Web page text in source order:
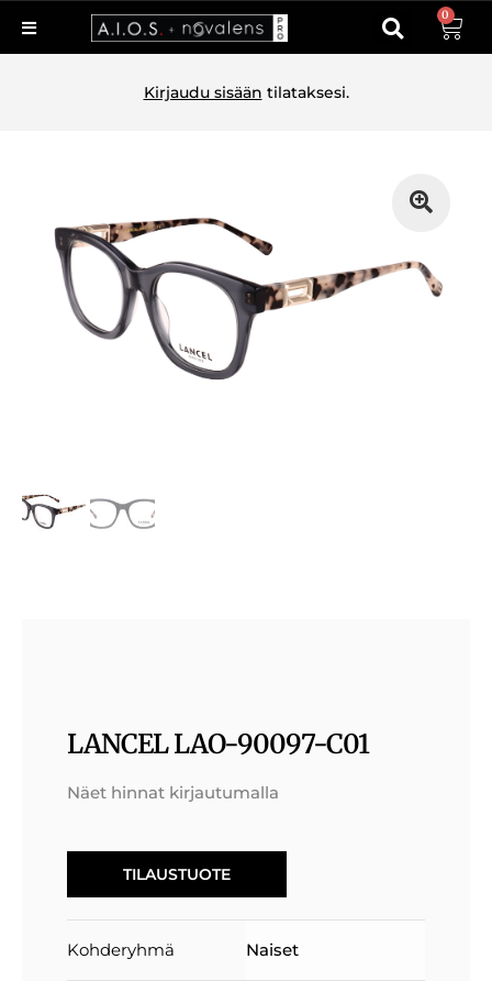
0
Kirjaudu sisään tilataksesi.
LANCEL LAO-90097-C01
Näet hinnat kirjautumalla
TILAUSTUOTE
Kohderyhmä Naiset